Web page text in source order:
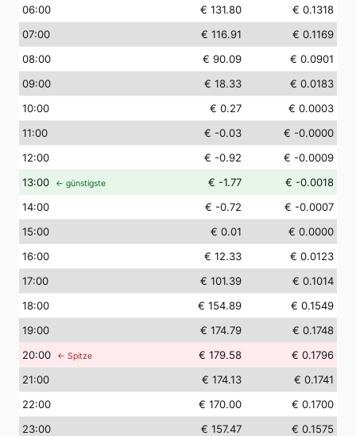
06:00 € 131.80
€ 0.1318
07:00 € 116.91
€ 0.1169
08:00 € 90.09
€ 0.0901
09:00 € 18.33
€ 0.0183
10:00 € 0.27
€ 0.0003
11:00 € -0.03
€ -0.0000
12:00 € -0.92
€ -0.0009
13:00 ← günstigste € -1.77
€ -0.0018
14:00 € -0.72
€ -0.0007
15:00 € 0.01
€ 0.0000
16:00 € 12.33
€ 0.0123
17:00 € 101.39
€ 0.1014
18:00 € 154.89
€ 0.1549
19:00 € 174.79
€ 0.1748
20:00 ← Spitze € 179.58
€ 0.1796
21:00 € 174.13
€ 0.1741
22:00 € 170.00
€ 0.1700
23:00 € 157.47 € 0.1575